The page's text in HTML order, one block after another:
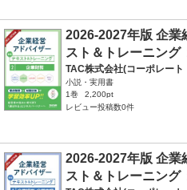
2026-2027年版 企業
スト＆トレーニング
TAC株式会社(コーポレー
小説・実用書
1巻
2,200pt
レビュー投稿数0件
2026-2027年版 企業
スト＆トレーニング